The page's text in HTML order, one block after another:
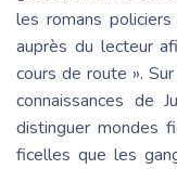
les romans
auprès du lecteur
cours de route ».
connaissances de
distinguer mondes
ficelles que les